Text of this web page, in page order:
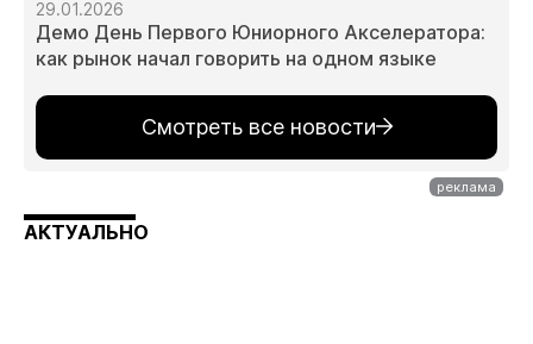
29.01.2026
Демо День Первого Юниорного Акселератора:
как рынок начал говорить на одном языке
Смотреть все новости
АКТУАЛЬНО